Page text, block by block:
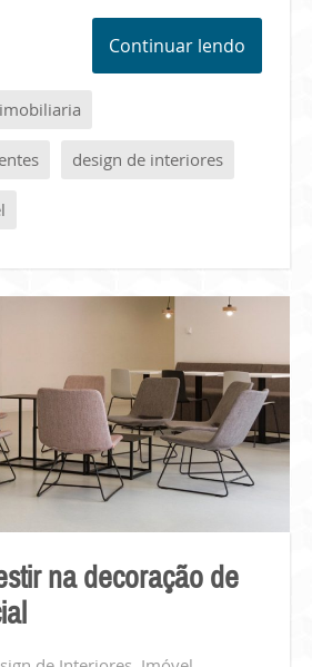
Continuar lendo
design de interiores
na decoração de